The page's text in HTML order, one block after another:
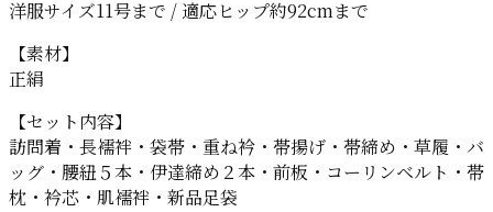
洋服サイズ11号まで / 適応ヒップ約92cmまで
【素材】
正絹
【セット内容】
訪問着・長襦袢・袋帯・重ね衿・帯揚げ・帯締め・草履・バ
ッグ・腰紐５本・伊達締め２本・前板・コーリンベルト・帯
枕・衿芯・肌襦袢・新品足袋